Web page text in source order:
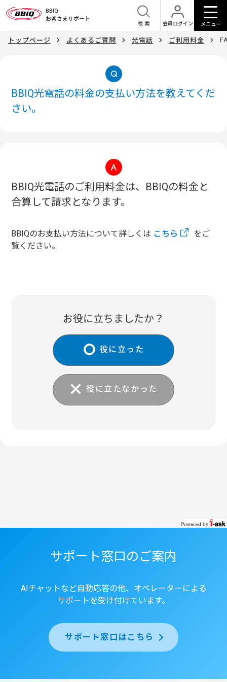
BBIQ
お客さまサポート
会員ログイン
検索 メニュー
トップページ よくあるご質問 光電話 ご利用料金
BBIQ光電話の料金の支払い方法を教えてくだ
さい。
BBIQ光電話のご利用料金は、BBIQの料金と
合算して請求となります。
BBIQのお支払い方法について詳しくは こちら
をご
覧ください。
お役に立ちましたか？
役に立った
役に立たなかった
サポート窓口のご案内
AIチャットなど自動応答の他、オペレーターによる
サポートを受け付けています。
サポート窓口はこちら